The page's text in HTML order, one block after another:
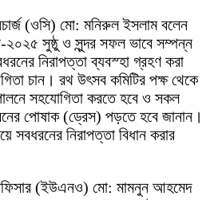
(ওসি) মো: মনিরুল ইসলাম বলেন
২০২৫ সুষ্ঠু ও সুন্দর সফল ভাবে সম্পন্ন
নিরাপত্তা ব্যবস্হা গ্রহণ করা
চান। রথ উৎসব কমিটির পক্ষ থেকে
সহযোগিতা করতে হবে ও সকল
পোষাক (ড্রেস) পড়তে হবে জানান।
সবধরনের নিরাপত্তা বিধান করার
অফিসার (ইউএনও) মো: মামনুন আহমেদ